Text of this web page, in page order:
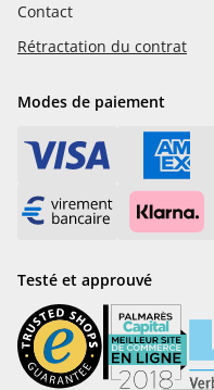
Contact
Rétractation du contrat
Modes de paiement
Testé et approuvé